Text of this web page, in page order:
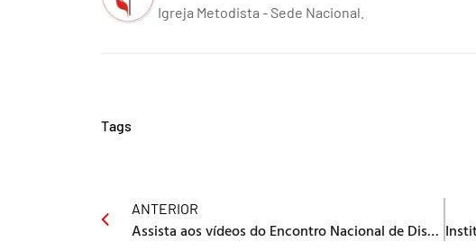
Igreja Metodista - Sede Nacional.
Tags
ANTERIOR
Assista aos vídeos do Encontro Nacional de Discipulado e Missão realizado em Curitiba/PR